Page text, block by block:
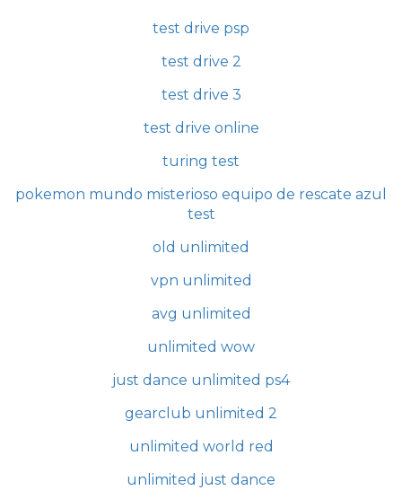
test drive psp
test drive 2
test drive 3
test drive online
turing test
pokemon mundo misterioso equipo de rescate azul
test
old unlimited
vpn unlimited
avg unlimited
unlimited wow
just dance unlimited ps4
gearclub unlimited 2
unlimited world red
unlimited just dance